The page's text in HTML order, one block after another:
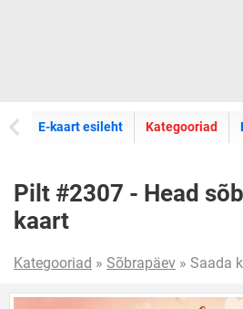
E-kaart esileht E-kaartide
Kategooriad
Pilt #2307 - Head
kaart
Kategooriad » Sõbrapäev » Saada